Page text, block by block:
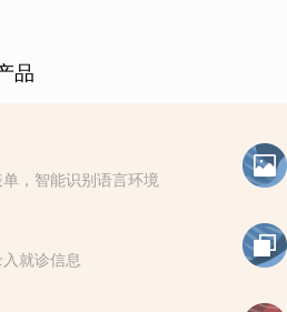
品
，智能识别语言环境
就诊信息